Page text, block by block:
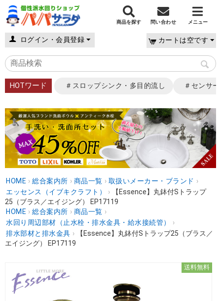
商品を探す 問い合わせ メニュー
ログイン・会員登録 カートは空です
HOTワード ＃スロップシンク・多目的流し ＃センサ
HOME › 総合案内所 › 商品一覧 › 取扱いメーカー・ブランド ›
エッセンス（イブキクラフト）
›
【Essence】丸鉢付Sトラップ
25（ブラス／エイジング） EP17119
HOME › 総合案内所 › 商品一覧 ›
水回り周辺部材（止水栓・排水金具・給水接続管）
›
排水部材と排水金具 ›
【Essence】丸鉢付Sトラップ25（ブラス／
エイジング） EP17119
送料無料